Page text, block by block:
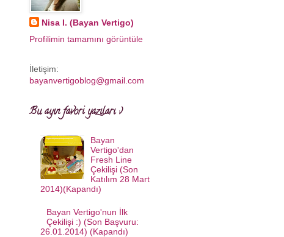
Nisa I. (Bayan Vertigo)
Profilimin tamamını görüntüle
İletişim:
bayanvertigoblog@gmail.com
Bu ayın favori yazıları :)
Bayan
Vertigo'dan
Fresh Line
Çekilişi (Son
Katılım 28 Mart
2014)(Kapandı)
Bayan Vertigo'nun İlk
Çekilişi :) (Son Başvuru:
26.01.2014) (Kapandı)